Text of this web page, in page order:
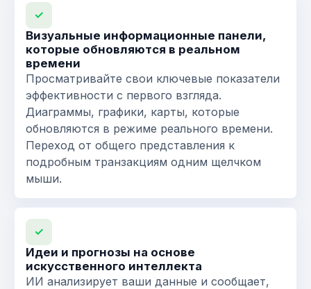
✓
Визуальные информационные панели,
которые обновляются в реальном
времени
Просматривайте свои ключевые показатели
эффективности с первого взгляда.
Диаграммы, графики, карты, которые
обновляются в режиме реального времени.
Переход от общего представления к
подробным транзакциям одним щелчком
мыши.
✓
Идеи и прогнозы на основе
искусственного интеллекта
ИИ анализирует ваши данные и сообщает,